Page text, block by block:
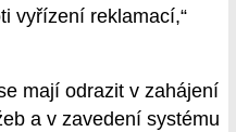
vyřízení reklamací,“
mají odrazit v zahájení
a v zavedení systému